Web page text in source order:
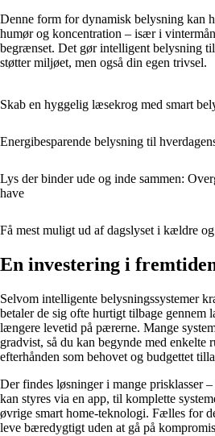
Denne form for dynamisk belysning kan
humør og koncentration – især i
begrænset. Det gør intelligent belysning
støtter miljøet, men også din egen trivsel.
Skab en hyggelig læsekrog med smart
Energibesparende belysning til
Lys der binder ude og inde sammen:
have
Få mest muligt ud af dagslyset i kældre
En investering i
Selvom intelligente belysningssystemer
betaler de sig ofte hurtigt tilbage gennem
længere levetid på pærerne. Mange
gradvist, så du kan begynde med enkelte
efterhånden som behovet og budgettet
Der findes løsninger i mange prisklasser
kan styres via en app, til komplette
øvrige smart home-teknologi. Fælles for
leve bæredygtigt uden at gå på